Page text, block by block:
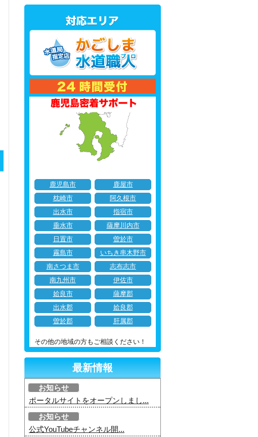
鹿児島市
鹿屋市
枕崎市
阿久根市
出水市
指宿市
垂水市
薩摩川内市
日置市
曽於市
霧島市
いちき串木野市
南さつま市
志布志市
南九州市
伊佐市
姶良市
薩摩郡
出水郡
姶良郡
曽於郡
肝属郡
その他の地域の方もご相談ください！
最新情報
お知らせ
ポータルサイトをオープンしまし...
お知らせ
公式YouTubeチャンネル開...